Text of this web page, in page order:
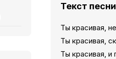
Текст
Ты красивая,
Ты красивая,
Ты красивая, и